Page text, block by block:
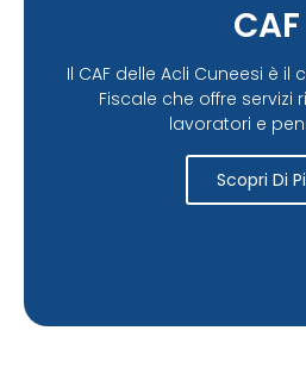
CAF
Il CAF delle Acli Cuneesi è il
Fiscale che offre servizi
lavoratori e
Scopri Di